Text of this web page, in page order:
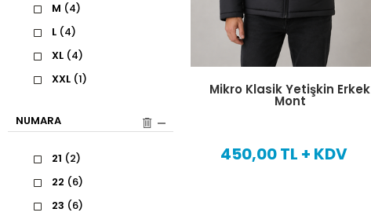
M (4)
L (4)
XL (4)
XXL (1)
NUMARA
21 (2)
22 (6)
23 (6)
Mikro Klasik Yetişkin Erkek
Mont
450,00 TL + KDV